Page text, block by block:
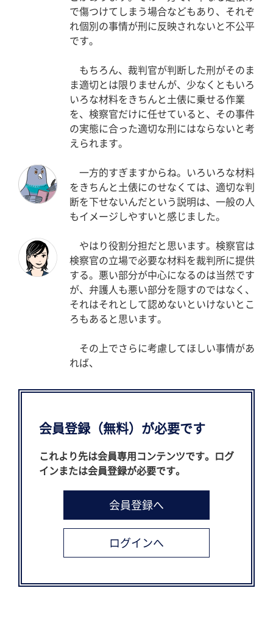
で傷つけてしまう場合などもあり、それぞ
れ個別の事情が刑に反映されないと不公平
です。
もちろん、裁判官が判断した刑がそのま
ま適切とは限りませんが、少なくともいろ
いろな材料をきちんと土俵に乗せる作業
を、検察官だけに任せていると、その事件
の実態に合った適切な刑にはならないと考
えられます。
一方的すぎますからね。いろいろな材料
をきちんと土俵にのせなくては、適切な判
断を下せないんだという説明は、一般の人
もイメージしやすいと感じました。
やはり役割分担だと思います。検察官は
検察官の立場で必要な材料を裁判所に提供
する。悪い部分が中心になるのは当然です
が、弁護人も悪い部分を隠すのではなく、
それはそれとして認めないといけないとこ
ろもあると思います。
その上でさらに考慮してほしい事情があ
れば、
会員登録（無料）が必要です
これより先は会員専用コンテンツです。ログ
インまたは会員登録が必要です。